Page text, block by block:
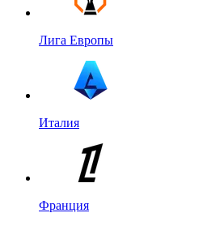
Лига Европы
Италия
Франция